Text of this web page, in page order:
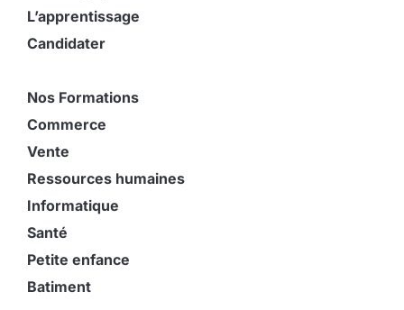
L’apprentissage
Candidater
Nos Formations
Commerce
Vente
Ressources humaines
Informatique
Santé
Petite enfance
Batiment